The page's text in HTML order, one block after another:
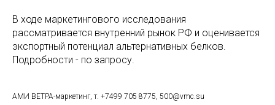
В ходе маркетингового исследования
рассматривается внутренний рынок РФ и оценивается
экспортный потенциал альтернативных белков.
Подробности - по запросу.
АМИ ВЕТРА-маркетинг, т. +7499 705 8775, 500@vmc.su